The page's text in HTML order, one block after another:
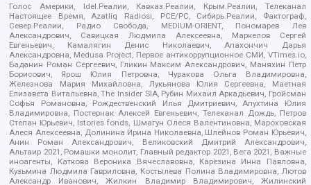
Голос Америки, Idel.Реалии, Кавказ.Реалии, Крым.Реалии, Телеканал
Настоящее Время, Azatliq Radiosi, PCE/PC, Сибирь.Реалии, Фактограф,
Север.Реалии, Радио Свобода, MEDIUM-ORIENT, Пономарев Лев
Александрович, Савицкая Людмила Алексеевна, Маркелов Сергей
Евгеньевич, Камалягин Денис Николаевич, Апахончич Дарья
Александровна, Medusa Project, Первое антикоррупционное СМИ, VTimes.io,
Баданин Роман Сергеевич, Гликин Максим Александрович, Маняхин Петр
Борисович, Ярош Юлия Петровна, Чуракова Ольга Владимировна,
Железнова Мария Михайловна, Лукьянова Юлия Сергеевна, Маетная
Елизавета Витальевна, The Insider SIA, Рубин Михаил Аркадьевич, Гройсман
Софья Романовна, Рождественский Илья Дмитриевич, Апухтина Юлия
Владимировна, Постернак Алексей Евгеньевич, Телеканал Дождь, Петров
Степан Юрьевич, Istories fonds, Шмагун Олеся Валентиновна, Мароховская
Алеся Алексеевна, Долинина Ирина Николаевна, Шлейнов Роман Юрьевич,
Анин Роман Александрович, Великовский Дмитрий Александрович,
Альтаир 2021, Ромашки монолит, Главный редактор 2021, Вега 2021, Важные
иноагенты, Каткова Вероника Вячеславовна, Карезина Инна Павловна,
Кузьмина Людмила Гавриловна, Костылева Полина Владимировна, Лютов
Александр Иванович, Жилкин Владимир Владимирович, Жилинский